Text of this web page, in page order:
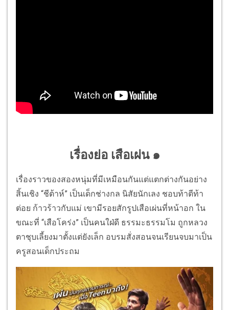
เรื่องย่อ เสือเผ่น ๑
เรื่องราวของสองหนุ่มที่มีเหมือนกันแต่แตกต่างกันอย่าง
สิ้นเชิง “ชีต้าห์” เป็นเด็กช่างกล นิสัยนักเลง ชอบท้าตีท้า
ต่อย ก้าวร้าวกับแม่ เขามีรอยสักรูปเสือเผ่นที่หน้าอก ใน
ขณะที่ “เสือโคร่ง” เป็นคนใฝ่ดี ธรรมะธรรมโม ถูกหลวง
ตาชุบเลี้ยงมาตั้งแต่ยังเล็ก อบรมสั่งสอนจนเรียนจบมาเป็น
ครูสอนเด็กประถม